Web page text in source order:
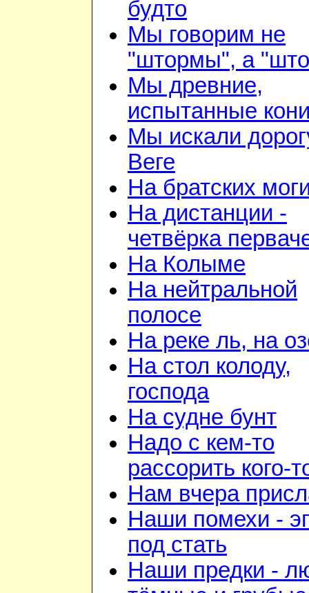
будто
Мы говорим не
"штормы", а
Мы древние,
испытанные
Мы искали
Веге
На братских
На дистанции -
четвёрка
На Колыме
На нейтральной
полосе
На реке ль, на
На стол колоду,
господа
На судне бунт
Надо с кем-то
рассорить кого-
Нам вчера
Наши помехи -
под стать
Наши предки -